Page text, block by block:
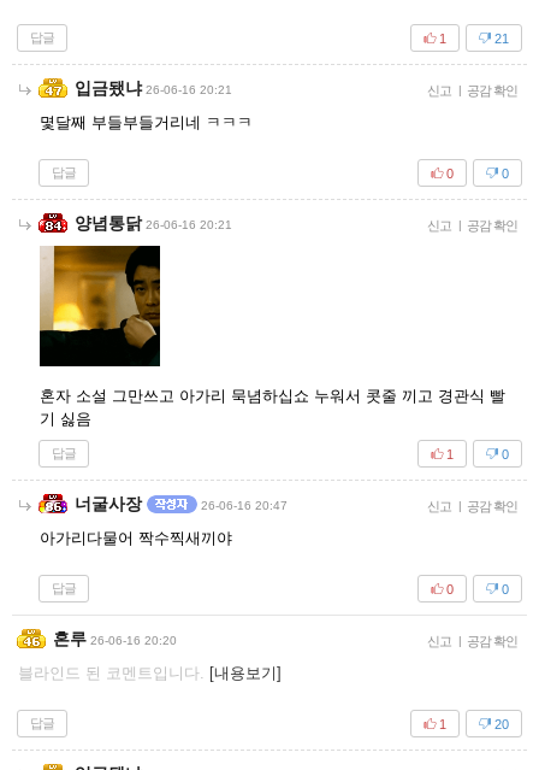
답글 21
1
입금됐냐 26-06-16 20:21 신고 공감 확인
몇달째 부들부들거리네 ㅋㅋㅋ
답글 0
0
양념통닭 26-06-16 20:21 신고 공감 확인
혼자 소설 그만쓰고 아가리 묵념하십쇼 누워서 콧줄 끼고 경관식 빨
기 싫음
답글 0
1
너굴사장 26-06-16 20:47 신고 공감 확인
아가리다물어 짝수찍새끼야
답글 0
0
혼루 26-06-16 20:20 신고 공감 확인
블라인드 된 코멘트입니다. [내용보기]
답글 20
1